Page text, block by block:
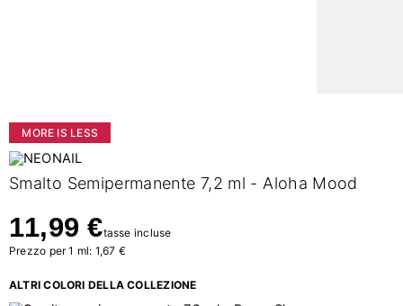
MORE IS LESS
Smalto Semipermanente 7,2 ml - Aloha Mood
11,99 €tasse incluse
Prezzo per 1 ml: 1,67 €
ALTRI COLORI DELLA COLLEZIONE